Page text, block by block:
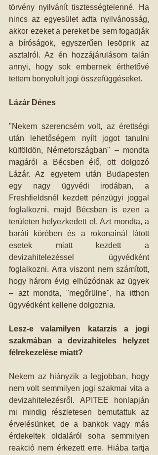
törvény nyilvánít tisztességtelenné. Ha
nincs az egyesület adta nyilvánosság,
akkor ezeket a pereket be sem fogadják
a bíróságok, egyszerűen lesöprik az
asztalról. Az én hozzájárulásom talán
annyi, hogy sok embernek érthetővé
tettem bonyolult jogi összefüggéseket.
Lázár Dénes
"Nekem szerencsém volt, az érettségi
után lehetőségem nyílt jogot tanulni
külföldön, Németországban" – mondta
magáról a Bécsben élő, ott dolgozó
Lázár. Az egyetem után Budapesten
egy nagy ügyvédi irodában, a
Freshfieldsnél kezdett pénzügyi joggal
foglalkozni, majd Bécsben is ezen a
területen helyezkedett el. Azt mondta, a
baráti körében és a rokonainál látott
esetek miatt kezdett a
devizahitelezéssel ügyvédként
foglalkozni. Arra viszont nem számított,
hogy három évig elhúzódnak az ügyek
– azt mondta, "megőrülne", ha itthon
ügyvédként kellene dolgoznia.
Lesz-e valamilyen katarzis a jogi
szakmában a devizahiteles helyzet
félrekezelése miatt?
Nekem az hiányzik a legjobban, hogy
nem volt semmilyen jogi szakmai vita a
devizahitelezésről. APITEE honlapján
mi mindig részletesen bemutattuk az
érvelésünket, de a bankok vagy más
érdekeltek oldaláról soha semmilyen
reakció nem érkezett erre. Hiába tartja